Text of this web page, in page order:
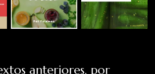
anteriores, por